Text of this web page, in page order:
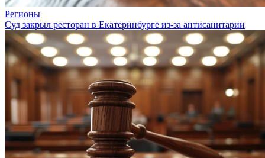
Регионы
Суд закрыл ресторан в Екатеринбурге из-за антисанитарии